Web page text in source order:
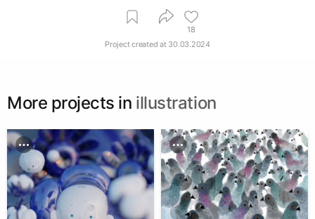
18
Project created at 30.03.2024
More projects in illustration